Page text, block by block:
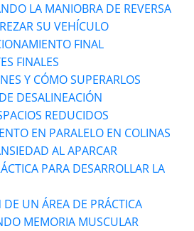
LA MANIOBRA DE REVERSA
SU VEHÍCULO
FINAL
FINALES
Y CÓMO SUPERARLOS
DESALINEACIÓN
REDUCIDOS
EN PARALELO EN COLINAS
AL APARCAR
PARA DESARROLLAR LA
DE UN ÁREA DE PRÁCTICA
MEMORIA MUSCULAR